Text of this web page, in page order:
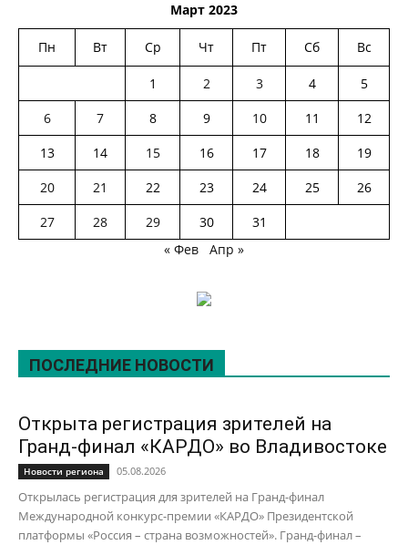
Март 2023
Пн Вт Ср Чт Пт Сб Вс
1 2 3 4
5
6
7 8 9 10 11
12
13
14 15 16 17 18
19
20
21 22 23 24 25
26
27
28 29 30
31
« Фев
Апр »
ПОСЛЕДНИЕ НОВОСТИ
Открыта регистрация зрителей на
Гранд-финал «КАРДО» во Владивостоке
Новости региона 05.08.2026
Открылась регистрация для зрителей на Гранд-финал
Международной конкурс-премии «КАРДО» Президентской
платформы «Россия – страна возможностей». Гранд-финал –